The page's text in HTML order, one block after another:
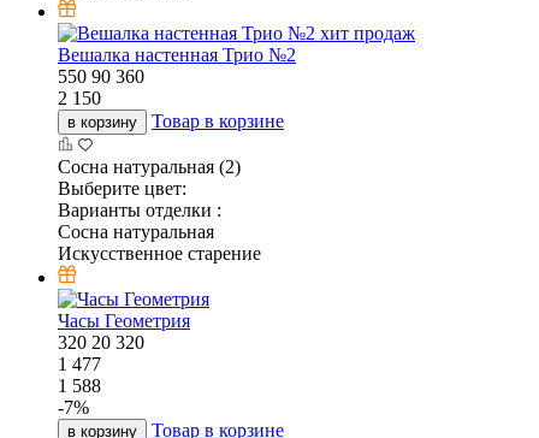
хит продаж
Вешалка настенная Трио №2
550 90 360
2 150
в корзину Товар в корзине
Сосна натуральная (2)
Выберите цвет:
Варианты отделки :
Сосна натуральная
Искусственное старение
Часы Геометрия
320 20 320
1 477
1 588
-7%
в корзину Товар в корзине